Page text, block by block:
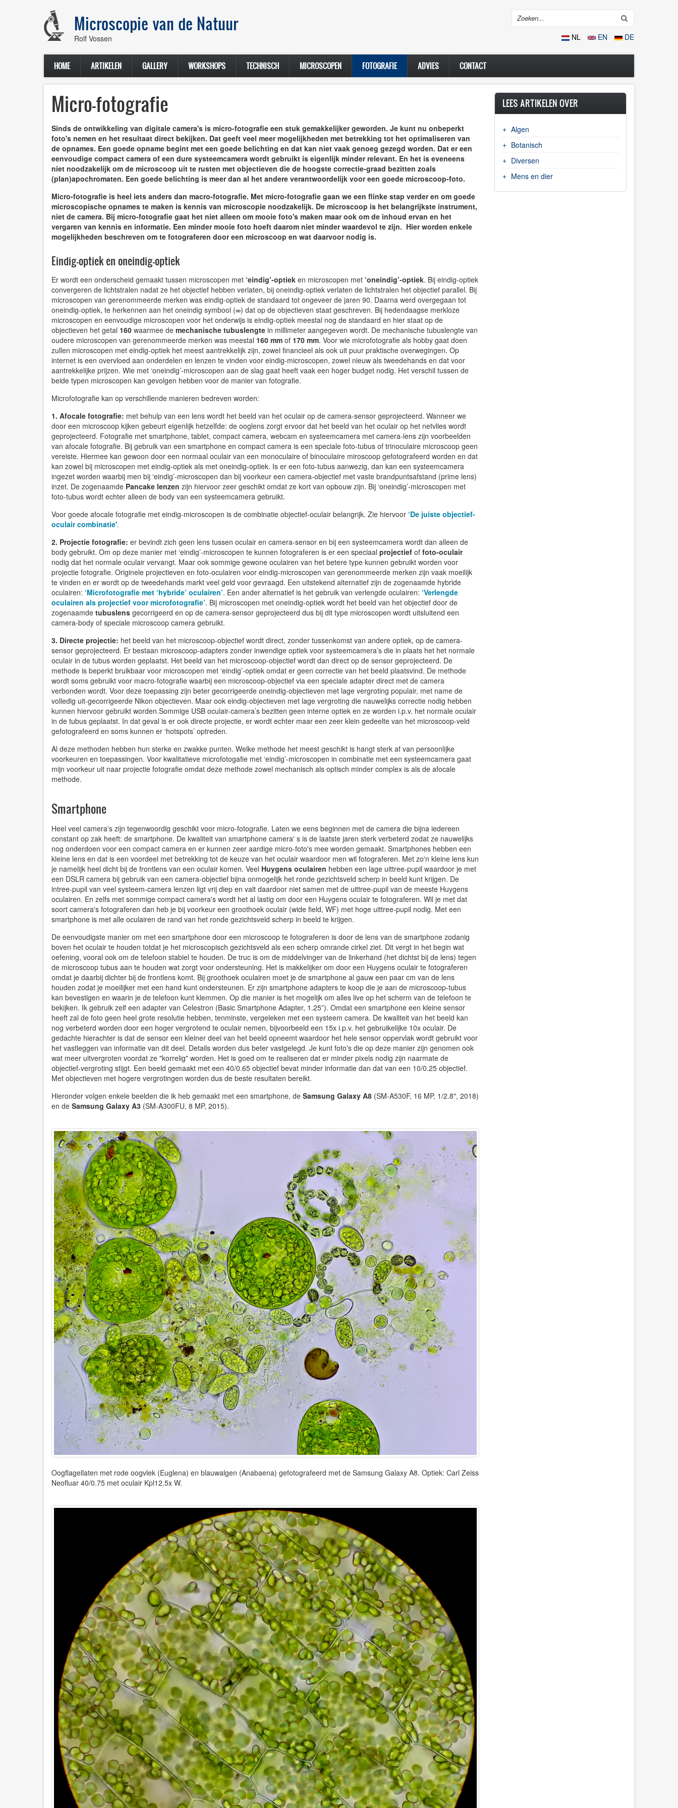
Microscopie van de Natuur
Rolf Vossen
Search
NL
EN DE
HOME ARTIKELEN GALLERY WORKSHOPS TECHNISCH MICROSCOPEN FOTOGRAFIE ADVIES CONTACT
Micro-fotografie
Sinds de ontwikkeling van digitale camera's is micro-fotografie een stuk gemakkelijker geworden. Je kunt nu onbeperkt
foto's nemen en het resultaat direct bekijken. Dat geeft veel meer mogelijkheden met betrekking tot het optimaliseren van
de opnames. Een goede opname begint met een goede belichting en dat kan niet vaak genoeg gezegd worden. Dat er een
eenvoudige compact camera of een dure systeemcamera wordt gebruikt is eigenlijk minder relevant. En het is eveneens
niet noodzakelijk om de microscoop uit te rusten met objectieven die de hoogste correctie-graad bezitten zoals
(plan)apochromaten. Een goede belichting is meer dan al het andere verantwoordelijk voor een goede microscoop-foto.
Micro-fotografie is heel iets anders dan macro-fotografie. Met micro-fotografie gaan we een flinke stap verder en om goede
microscopische opnames te maken is kennis van microscopie noodzakelijk. De microscoop is het belangrijkste instrument,
niet de camera. Bij micro-fotografie gaat het niet alleen om mooie foto's maken maar ook om de inhoud ervan en het
vergaren van kennis en informatie. Een minder mooie foto hoeft daarom niet minder waardevol te zijn. Hier worden enkele
mogelijkheden beschreven om te fotograferen door een microscoop en wat daarvoor nodig is.
Eindig-optiek en oneindig-optiek
Er wordt een onderscheid gemaakt tussen microscopen met ‘eindig’-optiek en microscopen met ‘oneindig’-optiek. Bij eindig-optiek
convergeren de lichtstralen nadat ze het objectief hebben verlaten, bij oneindig-optiek verlaten de lichtstralen het objectief parallel. Bij
microscopen van gerenommeerde merken was eindig-optiek de standaard tot ongeveer de jaren 90. Daarna werd overgegaan tot
oneindig-optiek, te herkennen aan het oneindig symbool (∞) dat op de objectieven staat geschreven. Bij hedendaagse merkloze
microscopen en eenvoudige microscopen voor het onderwijs is eindig-optiek meestal nog de standaard en hier staat op de
objectieven het getal 160 waarmee de mechanische tubuslengte in millimeter aangegeven wordt. De mechanische tubuslengte van
oudere microscopen van gerenommeerde merken was meestal 160 mm of 170 mm. Voor wie microfotografie als hobby gaat doen
zullen microscopen met eindig-optiek het meest aantrekkelijk zijn, zowel financieel als ook uit puur praktische overwegingen. Op
internet is een overvloed aan onderdelen en lenzen te vinden voor eindig-microscopen, zowel nieuw als tweedehands en dat voor
aantrekkelijke prijzen. Wie met ‘oneindig’-microscopen aan de slag gaat heeft vaak een hoger budget nodig. Het verschil tussen de
beide typen microscopen kan gevolgen hebben voor de manier van fotografie.
Microfotografie kan op verschillende manieren bedreven worden:
1. Afocale fotografie: met behulp van een lens wordt het beeld van het oculair op de camera-sensor geprojecteerd. Wanneer we
door een microscoop kijken gebeurt eigenlijk hetzelfde: de ooglens zorgt ervoor dat het beeld van het oculair op het netvlies wordt
geprojecteerd. Fotografie met smartphone, tablet, compact camera, webcam en systeemcamera met camera-lens zijn voorbeelden
van afocale fotografie. Bij gebruik van een smartphone en compact camera is een speciale foto-tubus of trinoculaire microscoop geen
vereiste. Hiermee kan gewoon door een normaal oculair van een monoculaire of binoculaire miroscoop gefotografeerd worden en dat
kan zowel bij microscopen met eindig-optiek als met oneindig-optiek. Is er een foto-tubus aanwezig, dan kan een systeemcamera
ingezet worden waarbij men bij ‘eindig’-microscopen dan bij voorkeur een camera-objectief met vaste brandpuntsafstand (prime lens)
inzet. De zogenaamde Pancake lenzen zijn hiervoor zeer geschikt omdat ze kort van opbouw zijn. Bij ‘oneindig’-microscopen met
foto-tubus wordt echter alleen de body van een systeemcamera gebruikt.
Voor goede afocale fotografie met eindig-microscopen is de combinatie objectief-oculair belangrijk. Zie hiervoor ‘De juiste objectief-
oculair combinatie'.
2. Projectie fotografie: er bevindt zich geen lens tussen oculair en camera-sensor en bij een systeemcamera wordt dan alleen de
body gebruikt. Om op deze manier met ‘eindig’-microscopen te kunnen fotograferen is er een speciaal projectief of foto-oculair
nodig dat het normale oculair vervangt. Maar ook sommige gewone oculairen van het betere type kunnen gebruikt worden voor
projectie fotografie. Originele projectieven en foto-oculairen voor eindig-microscopen van gerenommeerde merken zijn vaak moeilijk
te vinden en er wordt op de tweedehands markt veel geld voor gevraagd. Een uitstekend alternatief zijn de zogenaamde hybride
oculairen: ‘Microfotografie met ‘hybride’ oculairen’. Een ander alternatief is het gebruik van verlengde oculairen: ‘Verlengde
oculairen als projectief voor microfotografie’. Bij microscopen met oneindig-optiek wordt het beeld van het objectief door de
zogenaamde tubuslens gecorrigeerd en op de camera-sensor geprojecteerd dus bij dit type microscopen wordt uitsluitend een
camera-body of speciale microscoop camera gebruikt.
3. Directe projectie: het beeld van het microscoop-objectief wordt direct, zonder tussenkomst van andere optiek, op de camera-
sensor geprojecteerd. Er bestaan microscoop-adapters zonder inwendige optiek voor systeemcamera’s die in plaats het het normale
oculair in de tubus worden geplaatst. Het beeld van het microscoop-objectief wordt dan direct op de sensor geprojecteerd. De
methode is beperkt bruikbaar voor microscopen met ‘eindig’-optiek omdat er geen correctie van het beeld plaatsvind. De methode
wordt soms gebruikt voor macro-fotografie waarbij een microscoop-objectief via een speciale adapter direct met de camera
verbonden wordt. Voor deze toepassing zijn beter gecorrigeerde oneindig-objectieven met lage vergroting populair, met name de
volledig uit-gecorrigeerde Nikon objectieven. Maar ook eindig-objectieven met lage vergroting die nauwelijks correctie nodig hebben
kunnen hiervoor gebruikt worden.Sommige USB oculair-camera’s bezitten geen interne optiek en ze worden i.p.v. het normale oculair
in de tubus geplaatst. In dat geval is er ook directe projectie, er wordt echter maar een zeer klein gedeelte van het microscoop-veld
gefotografeerd en soms kunnen er ‘hotspots’ optreden.
Al deze methoden hebben hun sterke en zwakke punten. Welke methode het meest geschikt is hangt sterk af van persoonlijke
voorkeuren en toepassingen. Voor kwalitatieve microfotogafie met ‘eindig’-microscopen in combinatie met een systeemcamera gaat
mijn voorkeur uit naar projectie fotografie omdat deze methode zowel mechanisch als optisch minder complex is als de afocale
methode.
Smartphone
Heel veel camera's zijn tegenwoordig geschikt voor micro-fotografie. Laten we eens beginnen met de camera die bijna iedereen
constant op zak heeft: de smartphone. De kwaliteit van smartphone camera' s is de laatste jaren sterk verbeterd zodat ze nauwelijks
nog onderdoen voor een compact camera en er kunnen zeer aardige micro-foto's mee worden gemaakt. Smartphones hebben een
kleine lens en dat is een voordeel met betrekking tot de keuze van het oculair waardoor men wil fotograferen. Met zo'n kleine lens kun
je namelijk heel dicht bij de frontlens van een oculair komen. Veel Huygens oculairen hebben een lage uittree-pupil waardoor je met
een DSLR camera bij gebruik van een camera-objectief bijna onmogelijk het ronde gezichtsveld scherp in beeld kunt krijgen. De
intree-pupil van veel systeem-camera lenzen ligt vrij diep en valt daardoor niet samen met de uittree-pupil van de meeste Huygens
oculairen. En zelfs met sommige compact camera's wordt het al lastig om door een Huygens oculair te fotograferen. Wil je met dat
soort camera's fotograferen dan heb je bij voorkeur een groothoek oculair (wide field, WF) met hoge uittree-pupil nodig. Met een
smartphone is met alle oculairen de rand van het ronde gezichtsveld scherp in beeld te krijgen.
De eenvoudigste manier om met een smartphone door een microscoop te fotograferen is door de lens van de smartphone zodanig
boven het oculair te houden totdat je het microscopisch gezichtsveld als een scherp omrande cirkel ziet. Dit vergt in het begin wat
oefening, vooral ook om de telefoon stabiel te houden. De truc is om de middelvinger van de linkerhand (het dichtst bij de lens) tegen
de microscoop tubus aan te houden wat zorgt voor ondersteuning. Het is makkelijker om door een Huygens oculair te fotograferen
omdat je daarbij dichter bij de frontlens komt. Bij groothoek oculairen moet je de smartphone al gauw een paar cm van de lens
houden zodat je moeilijker met een hand kunt ondersteunen. Er zijn smartphone adapters te koop die je aan de microscoop-tubus
kan bevestigen en waarin je de telefoon kunt klemmen. Op die manier is het mogelijk om alles live op het scherm van de telefoon te
bekijken. Ik gebruik zelf een adapter van Celestron (Basic Smartphone Adapter, 1.25”). Omdat een smartphone een kleine sensor
heeft zal de foto geen heel grote resolutie hebben, tenminste, vergeleken met een systeem camera. De kwaliteit van het beeld kan
nog verbeterd worden door een hoger vergrotend te oculair nemen, bijvoorbeeld een 15x i.p.v. het gebruikelijke 10x oculair. De
gedachte hierachter is dat de sensor een kleiner deel van het beeld opneemt waardoor het hele sensor oppervlak wordt gebruikt voor
het vastleggen van informatie van dit deel. Details worden dus beter vastgelegd. Je kunt foto's die op deze manier zijn genomen ook
wat meer uitvergroten voordat ze "korrelig" worden. Het is goed om te realiseren dat er minder pixels nodig zijn naarmate de
objectief-vergroting stijgt. Een beeld gemaakt met een 40/0.65 objectief bevat minder informatie dan dat van een 10/0.25 objectief.
Met objectieven met hogere vergrotingen worden dus de beste resultaten bereikt.
Hieronder volgen enkele beelden die ik heb gemaakt met een smartphone, de Samsung Galaxy A8 (SM-A530F, 16 MP, 1/2.8", 2018)
en de Samsung Galaxy A3 (SM-A300FU, 8 MP, 2015).
Oogflagellaten met rode oogvlek (Euglena) en blauwalgen (Anabaena) gefotografeerd met de Samsung Galaxy A8. Optiek: Carl Zeiss
Neofluar 40/0.75 met oculair Kpl12.5x W.
LEES ARTIKELEN OVER
Algen
Botanisch
Diversen
Mens en dier